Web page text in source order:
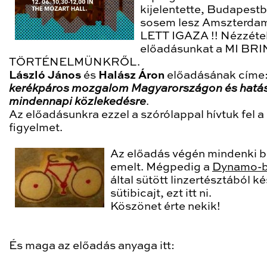
kijelentette,
sosem lesz
LETT IGAZA !!
előadásunkat a MI
TÖRTÉNELMÜNKRŐL.
László János és Halász Áron előadásának
kerékpáros mozgalom Magyarországon és
mindennapi közlekedésre.
Az előadásunkra ezzel a szórólappal hívtuk fel a
figyelmet.
Az előadás végén mindenki
emelt. Mégpedig a Dynamo-
által sütött linzertésztából
sütibicajt, ezt itt ni.
Köszönet érte nekik!
És maga az előadás anyaga itt: